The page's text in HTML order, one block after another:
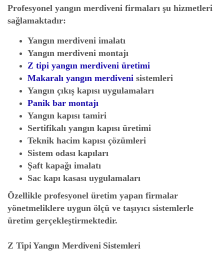
Profesyonel yangın merdiveni firmaları şu hizmetleri
sağlamaktadır:
Yangın merdiveni imalatı
Yangın merdiveni montajı
Z tipi yangın merdiveni üretimi
Makaralı yangın merdiveni sistemleri
Yangın çıkış kapısı uygulamaları
Panik bar montajı
Yangın kapısı tamiri
Sertifikalı yangın kapısı üretimi
Teknik hacim kapısı çözümleri
Sistem odası kapıları
Şaft kapağı imalatı
Sac kapı kasası uygulamaları
Özellikle profesyonel üretim yapan firmalar
yönetmeliklere uygun ölçü ve taşıyıcı sistemlerle
üretim gerçekleştirmektedir.
Z Tipi Yangın Merdiveni Sistemleri